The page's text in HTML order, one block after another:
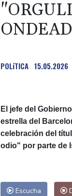
POLíTICA 15.05.2026
El jefe del
estrella del
celebración del
odio" por parte de
Escucha